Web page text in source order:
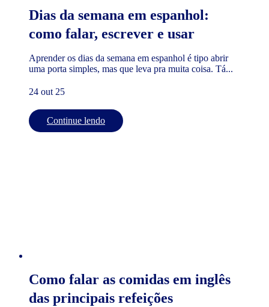
Dias da semana em espanhol:
como falar, escrever e usar
Aprender os dias da semana em espanhol é tipo abrir
uma porta simples, mas que leva pra muita coisa. Tá...
24 out 25
Continue lendo
Como falar as comidas em inglês
das principais refeições